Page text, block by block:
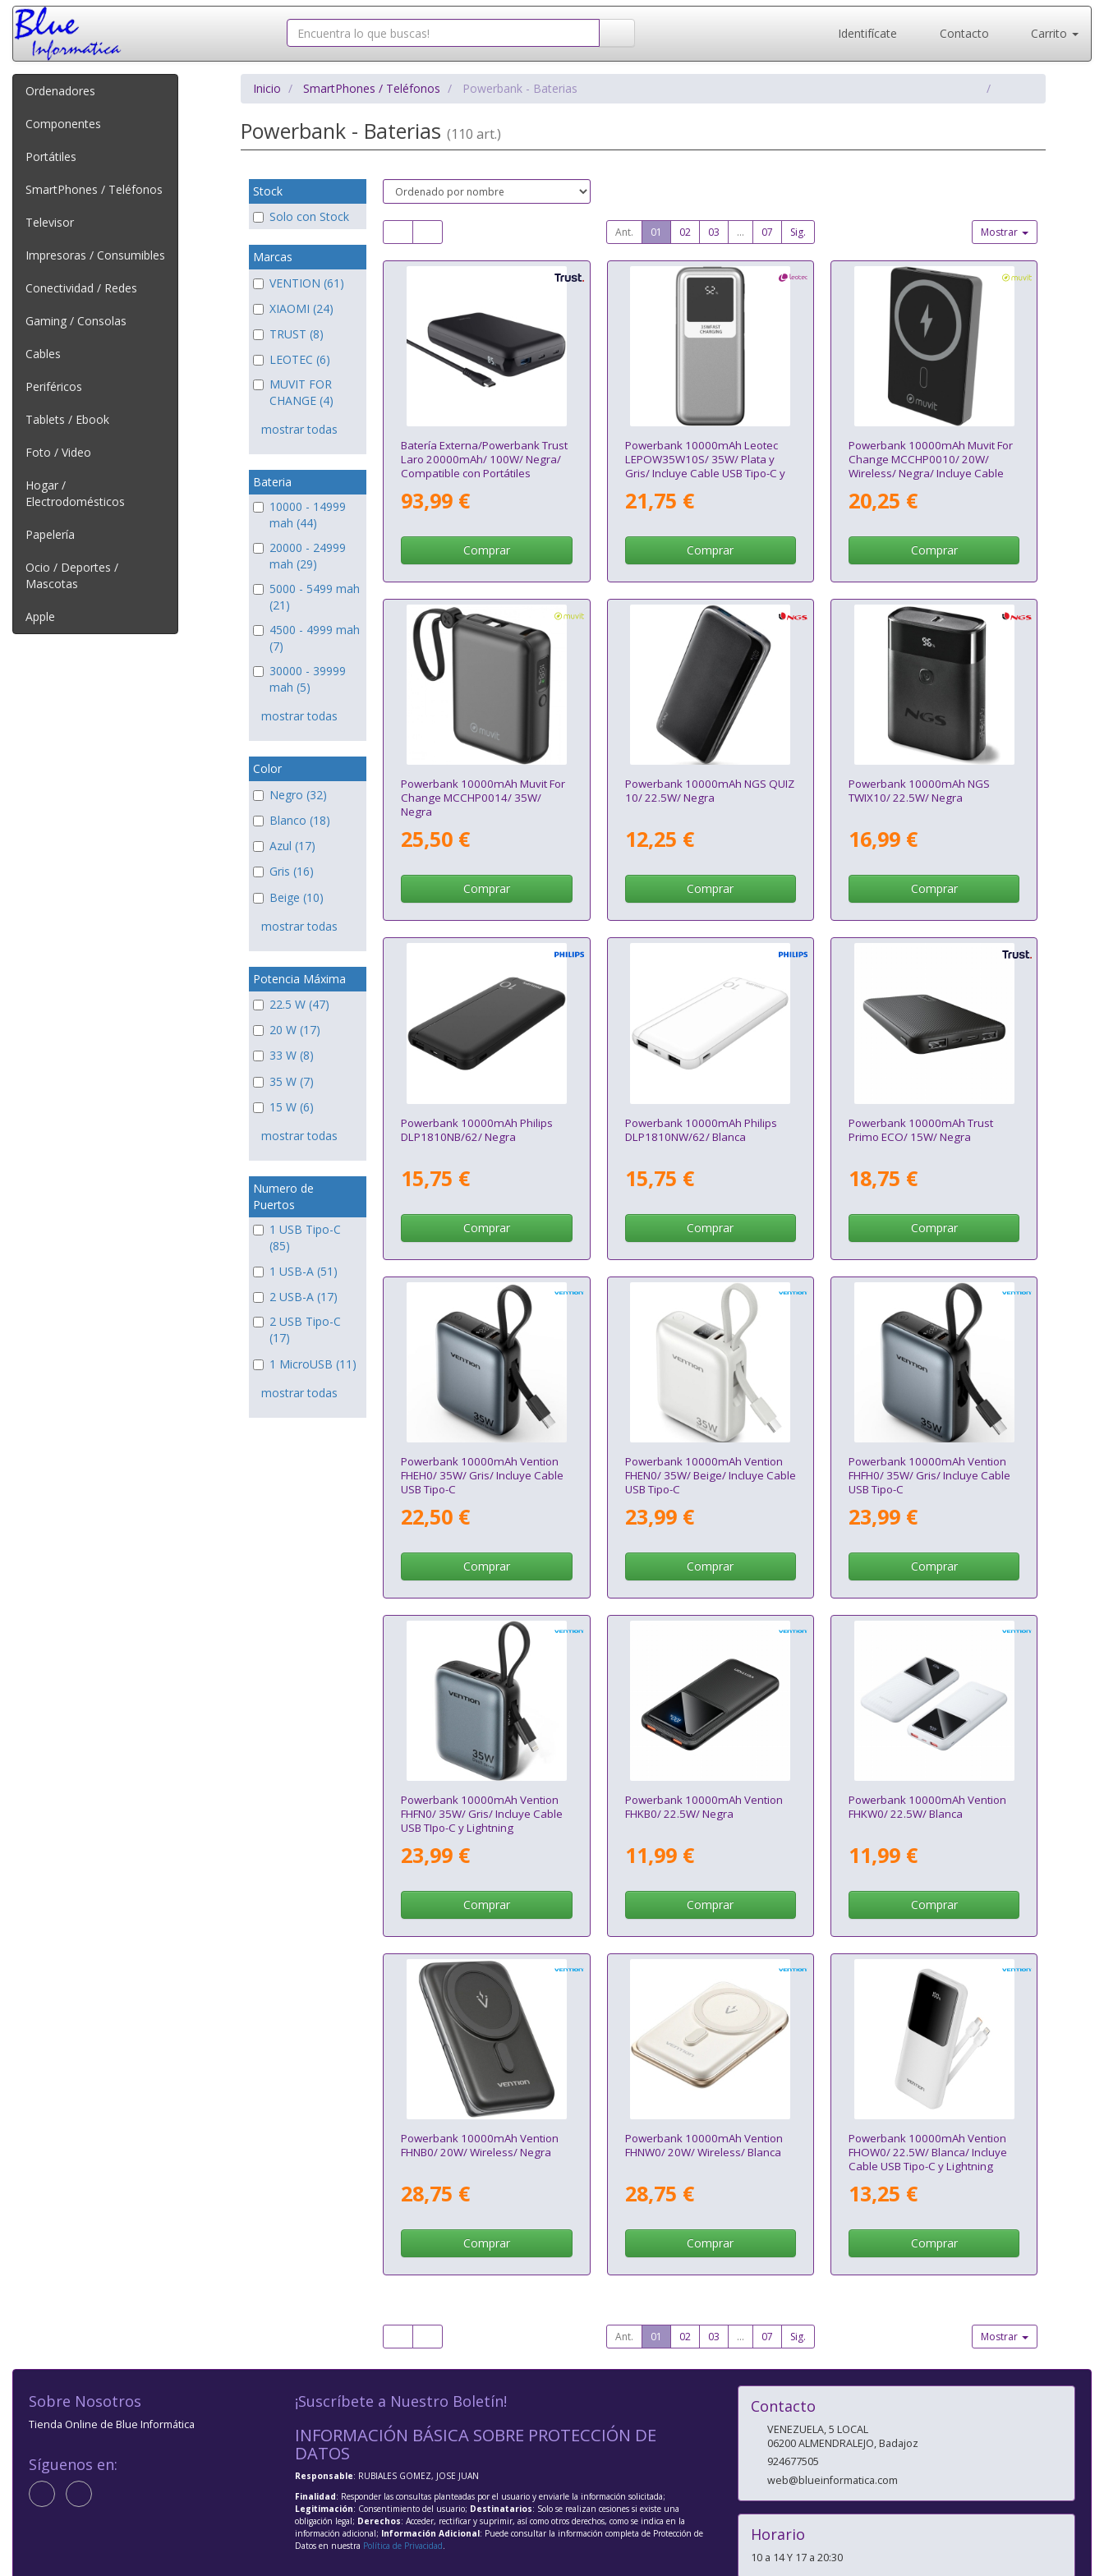
Identifícate Contacto Carrito
Ordenadores
Componentes
Portátiles
SmartPhones / Teléfonos
Televisor
Impresoras / Consumibles
Conectividad / Redes
Gaming / Consolas
Cables
Periféricos
Tablets / Ebook
Foto / Video
Hogar /
Electrodomésticos
Papelería
Ocio / Deportes /
Mascotas
Apple
Inicio SmartPhones / Teléfonos Powerbank - Baterias
Powerbank - Baterias (110 art.)
Stock
Solo con Stock
Marcas
VENTION (61)
XIAOMI (24)
TRUST (8)
LEOTEC (6)
MUVIT FOR
CHANGE (4)
mostrar todas
Bateria
10000 - 14999
mah (44)
20000 - 24999
mah (29)
5000 - 5499 mah
(21)
4500 - 4999 mah
(7)
30000 - 39999
mah (5)
mostrar todas
Color
Negro (32)
Blanco (18)
Azul (17)
Gris (16)
Beige (10)
mostrar todas
Potencia Máxima
22.5 W (47)
20 W (17)
33 W (8)
35 W (7)
15 W (6)
mostrar todas
Numero de
Puertos
1 USB Tipo-C
(85)
1 USB-A (51)
2 USB-A (17)
2 USB Tipo-C
(17)
1 MicroUSB (11)
mostrar todas
Ant. 01 02 03 ... 07 Sig. Mostrar
Batería Externa/Powerbank Trust
Laro 20000mAh/ 100W/ Negra/
Compatible con Portátiles
93,99 €
Comprar
Powerbank 10000mAh Leotec
LEPOW35W10S/ 35W/ Plata y
Gris/ Incluye Cable USB Tipo-C y
21,75 €
Comprar
Powerbank 10000mAh Muvit For
Change MCCHP0010/ 20W/
Wireless/ Negra/ Incluye Cable
20,25 €
Comprar
Powerbank 10000mAh Muvit For
Change MCCHP0014/ 35W/
Negra
25,50 €
Comprar
Powerbank 10000mAh NGS QUIZ
10/ 22.5W/ Negra
12,25 €
Comprar
Powerbank 10000mAh NGS
TWIX10/ 22.5W/ Negra
16,99 €
Comprar
Powerbank 10000mAh Philips
DLP1810NB/62/ Negra
15,75 €
Comprar
Powerbank 10000mAh Philips
DLP1810NW/62/ Blanca
15,75 €
Comprar
Powerbank 10000mAh Trust
Primo ECO/ 15W/ Negra
18,75 €
Comprar
Powerbank 10000mAh Vention
FHEH0/ 35W/ Gris/ Incluye Cable
USB Tipo-C
22,50 €
Comprar
Powerbank 10000mAh Vention
FHEN0/ 35W/ Beige/ Incluye Cable
USB Tipo-C
23,99 €
Comprar
Powerbank 10000mAh Vention
FHFH0/ 35W/ Gris/ Incluye Cable
USB Tipo-C
23,99 €
Comprar
Powerbank 10000mAh Vention
FHFN0/ 35W/ Gris/ Incluye Cable
USB TIpo-C y Lightning
23,99 €
Comprar
Powerbank 10000mAh Vention
FHKB0/ 22.5W/ Negra
11,99 €
Comprar
Powerbank 10000mAh Vention
FHKW0/ 22.5W/ Blanca
11,99 €
Comprar
Powerbank 10000mAh Vention
FHNB0/ 20W/ Wireless/ Negra
28,75 €
Comprar
Powerbank 10000mAh Vention
FHNW0/ 20W/ Wireless/ Blanca
28,75 €
Comprar
Powerbank 10000mAh Vention
FHOW0/ 22.5W/ Blanca/ Incluye
Cable USB Tipo-C y Lightning
13,25 €
Comprar
Ant. 01 02 03 ... 07 Sig. Mostrar
Sobre Nosotros
Tienda Online de Blue Informática
Síguenos en:
¡Suscríbete a Nuestro Boletín!
INFORMACIÓN BÁSICA SOBRE PROTECCIÓN DE
DATOS
Responsable: RUBIALES GOMEZ, JOSE JUAN
Finalidad: Responder las consultas planteadas por el usuario y enviarle la información solicitada;
Legitimación: Consentimiento del usuario; Destinatarios: Solo se realizan cesiones si existe una
obligación legal; Derechos: Acceder, rectificar y suprimir, así como otros derechos, como se indica en la
información adicional; Información Adicional: Puede consultar la información completa de Protección de
Datos en nuestra Política de Privacidad.
Contacto
VENEZUELA, 5 LOCAL
06200ALMENDRALEJO,Badajoz
924677505
web@blueinformatica.com
Horario
10 a 14 Y 17 a 20:30